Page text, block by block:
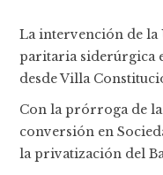
La intervención de la
paritaria siderúrgica
desde Villa
Con la prórroga de
conversión en
la privatización del